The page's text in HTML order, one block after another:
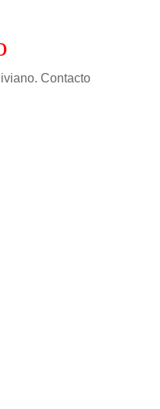
Contacto